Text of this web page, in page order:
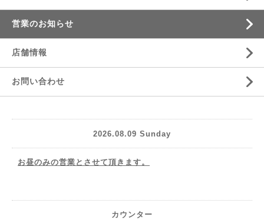
営業のお知らせ
店舗情報
お問い合わせ
2026.08.09 Sunday
お昼のみの営業とさせて頂きます。
カウンター